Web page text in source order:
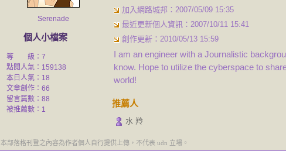
Serenade
個人小檔案
等 級：7
點閱人氣：159138
本日人氣：18
文章創作：66
留言篇數：88
被推薦數： 1
加入網路城邦：2007/05/09 15:35
最近更新個人資訊：2007/10/11 15:41
創作更新：2010/05/13 15:59
I am an engineer with a Journalistic
know. Hope to utilize the cyberspace to
world!
推薦人
水 羚
本部落格刊登之內容為作者個人自行提供上傳，不代表 udn 立場。